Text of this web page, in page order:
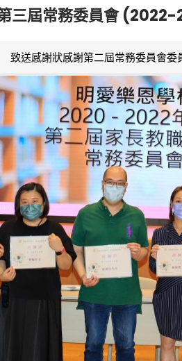
三屆常務委員會
致送感謝狀感謝第二屆常務委員會委